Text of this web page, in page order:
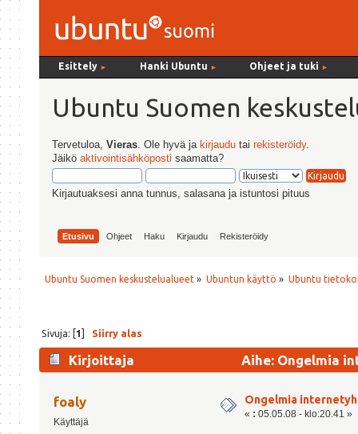
Esittely ► Hanki Ubuntu ► Ohjeet ja tuki ►
Ubuntu Suomen
Tervetuloa,Vieras . Ole hyvä ja kirjaudu tairekisteröidy.
Jäiköaktivointisähköposti saamatta?
Kirjautuaksesi anna tunnus, salasana ja istuntosi pituus
Etusivu Ohjeet Haku Kirjaudu Rekisteröidy
Ubuntu Suomen keskustelualueet » Ubuntun käyttö » Ubuntu
Sivuja: [1] Siirry alas
Kirjoittaja Aihe: Ongelmia
foaly
Käyttäjä
Ongelmia
« : 05.05.08 - klo:20.41 »